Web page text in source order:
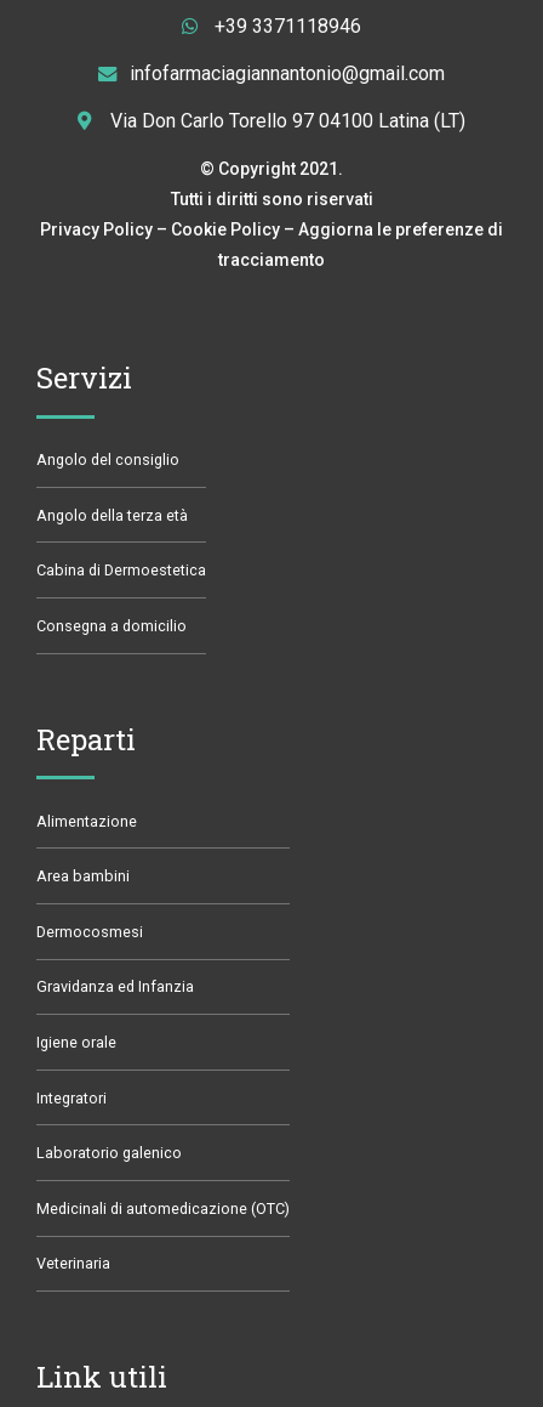
+39 3371118946
infofarmaciagiannantonio@gmail.com
Via Don Carlo Torello 97 04100 Latina (LT)
© Copyright 2021.
Tutti i diritti sono riservati
Privacy Policy – Cookie Policy – Aggiorna le preferenze di
tracciamento
Servizi
Angolo del consiglio
Angolo della terza età
Cabina di Dermoestetica
Consegna a domicilio
Reparti
Alimentazione
Area bambini
Dermocosmesi
Gravidanza ed Infanzia
Igiene orale
Integratori
Laboratorio galenico
Medicinali di automedicazione (OTC)
Veterinaria
Link utili